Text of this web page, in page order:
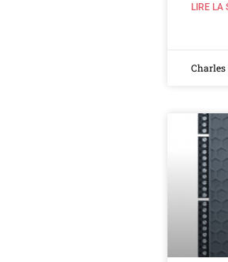
LIRE LA